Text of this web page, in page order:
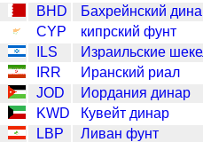
BHD
Бахрейнский
CYP
кипрский фунт
ILS
Израильские
IRR
Иранский риал
JOD
Иордания динар
KWD
Кувейт динар
LBP
Ливан фунт